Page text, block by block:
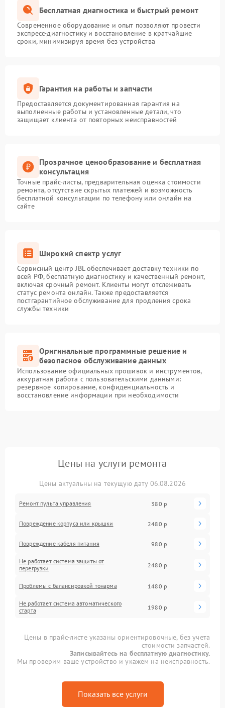
Бесплатная диагностика и быстрый ремонт
Современное оборудование и опыт позволяют провести
экспресс-диагностику и восстановление в кратчайшие
сроки, минимизируя время без устройства
Гарантия на работы и запчасти
Предоставляется документированная гарантия на
выполненные работы и установленные детали, что
защищает клиента от повторных неисправностей
Прозрачное ценообразование и бесплатная
консультация
Точные прайс-листы, предварительная оценка стоимости
ремонта, отсутствие скрытых платежей и возможность
бесплатной консультации по телефону или онлайн на
сайте
Широкий спектр услуг
Сервисный центр JBL обеспечивает доставку техники по
всей РФ, бесплатную диагностику и качественный ремонт,
включая срочный ремонт. Клиенты могут отслеживать
статус ремонта онлайн. Также предоставляется
постгарантийное обслуживание для продления срока
службы техники
Оригинальные программные решение и
безопасное обслуживание данных
Использование официальных прошивок и инструментов,
аккуратная работа с пользовательскими данными:
резервное копирование, конфиденциальность и
восстановление информации при необходимости
Цены на услуги ремонта
Цены актуальны на текущую дату 06.08.2026
Ремонт пульта управления 380 р
Повреждение корпуса или крышки 2480 р
Повреждение кабеля питания 980 р
Не работает система защиты от
перегрузки
2480 р
Проблемы с балансировкой тонарма 1480 р
Не работает система автоматического
старта
1980 р
Цены в прайс-листе указаны ориентировочные, без учета
стоимости запчастей.
Записывайтесь на бесплатную диагностику.
Мы проверим ваше устройство и укажем на неисправность.
Показать все услуги